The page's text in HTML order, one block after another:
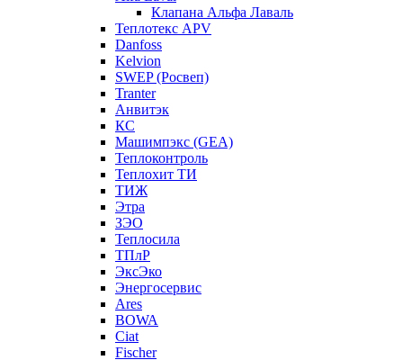
Клапана Альфа Лаваль
Теплотекс APV
Danfoss
Kelvion
SWEP (Росвеп)
Tranter
Анвитэк
КС
Машимпэкс (GEA)
Теплоконтроль
Теплохит ТИ
ТИЖ
Этра
ЗЭО
Теплосила
ТПлР
ЭксЭко
Энергосервис
Ares
BOWA
Ciat
Fischer